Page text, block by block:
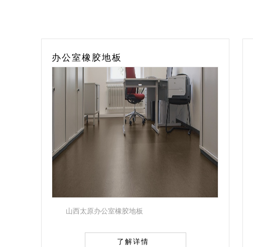
办公室橡胶地板
山西太原办公室橡胶地板
了解详情